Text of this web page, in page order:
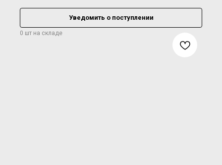
Уведомить о поступлении